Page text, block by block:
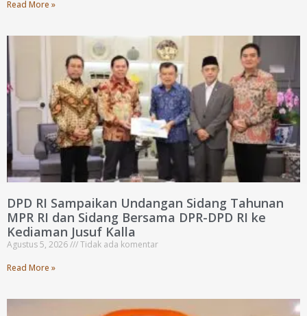
Read More »
DPD RI Sampaikan Undangan Sidang Tahunan
MPR RI dan Sidang Bersama DPR-DPD RI ke
Kediaman Jusuf Kalla
Agustus 5, 2026
Tidak ada komentar
Read More »